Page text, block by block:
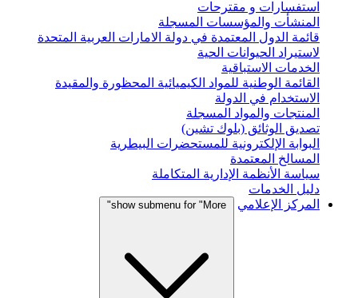
استفسارات و مقترحات
المنشأت والمؤسسات المسجلة
قائمة الدول المعتمدة في دولة الامارات العربية المتحدة
لاستيراد الحيوانات الحية
الخدمات الاستباقية
القائمة الوطنية للمواد الكيميائية المحظورة والمقيدة
الاستخدام في الدولة
المنتجات والمواد المسجلة
تصديق الوثائق (بلوك تشين)
البوابة الإلكترونية للمستحضرات البيطرية
المسالخ المعتمدة
سياسة الأنظمة الإدارية المتكاملة
دليل الخدمات
المركز الإعلامي
show submenu for "More"